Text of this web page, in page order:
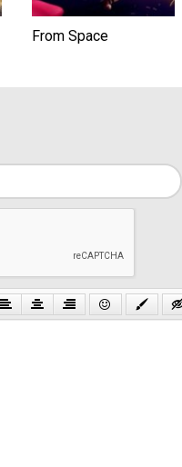
From Space